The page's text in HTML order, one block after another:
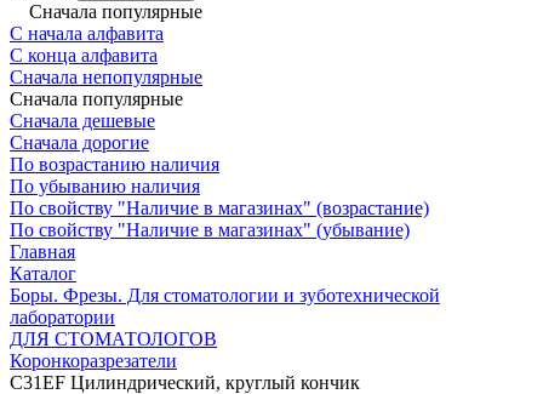
Сначала популярные
С начала алфавита
С конца алфавита
Сначала непопулярные
Сначала популярные
Сначала дешевые
Сначала дорогие
По возрастанию наличия
По убыванию наличия
По свойству "Наличие в магазинах" (возрастание)
По свойству "Наличие в магазинах" (убывание)
Главная
Каталог
Боры. Фрезы. Для стоматологии и зуботехнической
лаборатории
ДЛЯ СТОМАТОЛОГОВ
Коронкоразрезатели
C31EF Цилиндрический, круглый кончик